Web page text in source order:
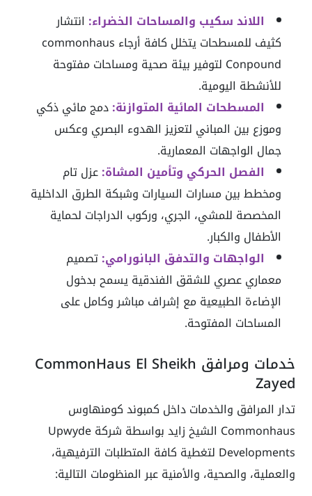
اللاند سكيب والمساحات الخضراء: انتشار
كثيف للمسطحات يتخلل كافة أرجاء commonhaus
Conpound لتوفير بيئة صحية ومساحات مفتوحة
للأنشطة اليومية.
المسطحات المائية المتوازنة:دمج مائي ذكي
وموزع بين المباني لتعزيز الهدوء البصري وعكس
جمال الواجهات المعمارية.
الفصل الحركي وتأمين المشاة:عزل تام
ومخطط بين مسارات السيارات وشبكة الطرق الداخلية
المخصصة للمشي، الجري، وركوب الدراجات لحماية
الأطفال والكبار.
الواجهات والتدفق البانورامي:تصميم
معماري عصري للشقق الفندقية يسمح بدخول
الإضاءة الطبيعية مع إشراف مباشر وكامل على
المساحات المفتوحة.
خدمات ومرافق CommonHaus El Sheikh
Zayed
تدار المرافق والخدمات داخل كمبوند كومنهاوس
Commonhaus الشيخ زايد بواسطة شركة Upwyde
Developments لتغطية كافة المتطلبات الترفيهية،
والعملية، والصحية، والأمنية عبر المنظومات التالية: